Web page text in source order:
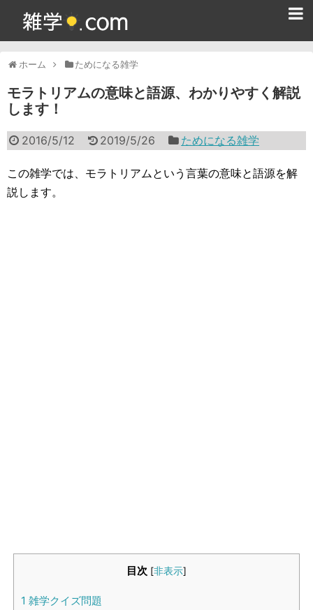
ホーム ためになる雑学
モラトリアムの意味と語源、わかりやすく解説
します！
2016/5/12 2019/5/26 ためになる雑学
この雑学では、モラトリアムという言葉の意味と語源を解
説します。
目次 [非表示]
1 雑学クイズ問題
365日雑学カレンダー
面白い雑学
ためになる雑学